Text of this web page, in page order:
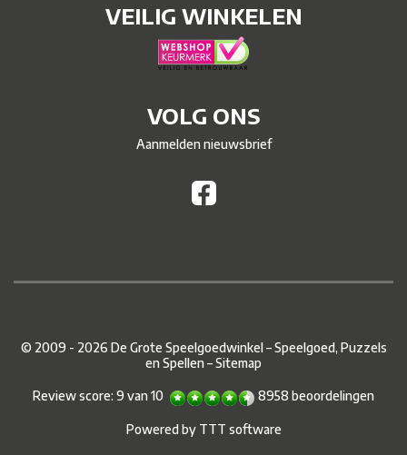
VEILIG WINKELEN
VOLG ONS
Aanmelden nieuwsbrief
© 2009 - 2026 De Grote Speelgoedwinkel – Speelgoed, Puzzels
en Spellen –Sitemap
Review score: 9 van10 8958 beoordelingen
Powered by TTT software